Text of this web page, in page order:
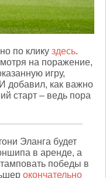
по клику здесь.
на поражение,
игру,
добавил, как важно
старт – ведь пора
Эланга будет
в аренде, а
победы в
окончательно